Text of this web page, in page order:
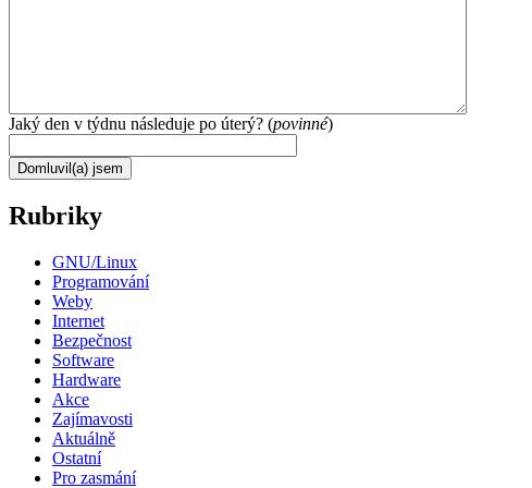
Jaký den v týdnu následuje po úterý? (povinné)
Rubriky
GNU/Linux
Programování
Weby
Internet
Bezpečnost
Software
Hardware
Akce
Zajímavosti
Aktuálně
Ostatní
Pro zasmání